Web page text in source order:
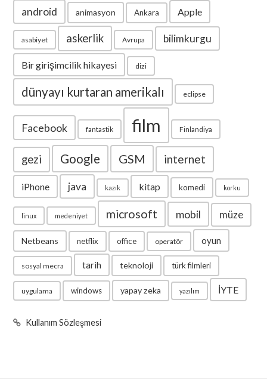
android animasyon Ankara Apple
asabiyet askerlik Avrupa bilimkurgu
Bir girişimcilik hikayesi dizi
dünyayı kurtaran amerikalı eclipse
Facebook fantastik film Finlandiya
gezi Google GSM internet
iPhone java kazık kitap komedi korku
linux medeniyet microsoft mobil müze
Netbeans netflix office operatör oyun
sosyal mecra tarih teknoloji türk filmleri
uygulama windows yapay zeka yazılım İYTE
Kullanım Sözleşmesi